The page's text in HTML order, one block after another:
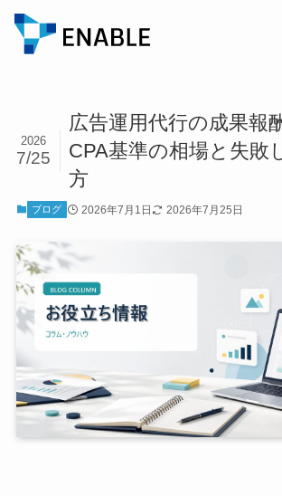
広告運用代行の成果報
CPA基準の相場と失敗
方
2026
7/25
ブログ 2026年7月1日 2026年7月25日